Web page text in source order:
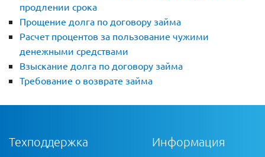
продлении срока
Прощение долга по договору займа
Расчет процентов за пользование чужими
денежными средствами
Взыскание долга по договору займа
Требование о возврате займа
Техподдержка Информация